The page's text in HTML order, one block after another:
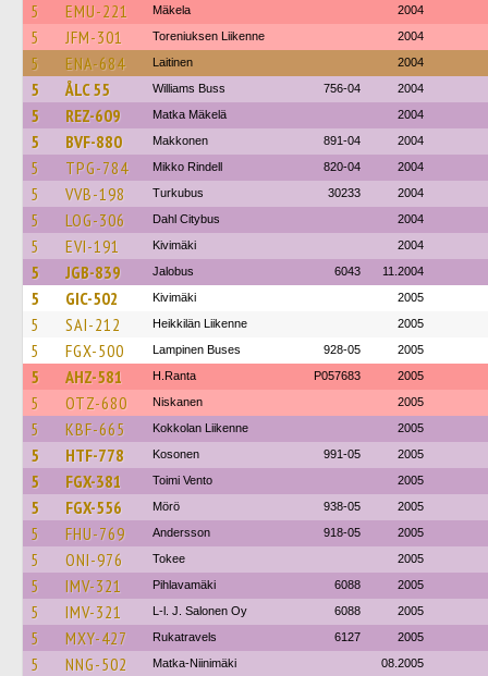
5 EMU-221 Mäkela 2004
5 JFM-301 Toreniuksen Liikenne 2004
5 ENA-684 Laitinen 2004
5 ÅLC 55 Williams Buss 756-04 2004
5 REZ-609 Matka Mäkelä 2004
5 BVF-880 Makkonen 891-04 2004
5 TPG-784 Mikko Rindell 820-04 2004
5 VVB-198 Turkubus 30233 2004
5 LOG-306 Dahl Citybus 2004
5 EVI-191 Kivimäki 2004
5 JGB-839 Jalobus 6043 11.2004
5 GIC-502 Kivimäki 2005
5 SAI-212 Heikkilän Liikenne 2005
5 FGX-500 Lampinen Buses 928-05 2005
5 AHZ-581 H.Ranta P057683 2005
5 OTZ-680 Niskanen 2005
5 KBF-665 Kokkolan Liikenne 2005
5 HTF-778 Kosonen 991-05 2005
5 FGX-381 Toimi Vento 2005
5 FGX-556 Mörö 938-05 2005
5 FHU-769 Andersson 918-05 2005
5 ONI-976 Tokee 2005
5 IMV-321 Pihlavamäki 6088 2005
5 IMV-321 L-l. J. Salonen Oy 6088 2005
5 MXY-427 Rukatravels 6127 2005
5 NNG-502 Matka-Niinimäki 08.2005